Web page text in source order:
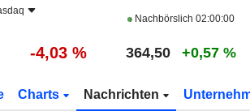
Nachbörslich 02:00:00
-4,03 % 364,50 +0,57 %
Charts Nachrichten